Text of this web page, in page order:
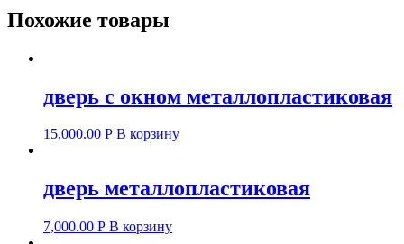
Похожие товары
дверь с окном металлопластиковая
15,000.00 Р В корзину
дверь металлопластиковая
7,000.00 Р В корзину